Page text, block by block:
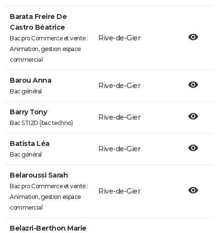
Barata Freire De
Castro Béatrice
Bac pro Commerce et vente :
Animation, gestion espace
commercial
Rive-de-Gier
Barou Anna
Bac général
Rive-de-Gier
Barry Tony
Bac STI2D (bac techno)
Rive-de-Gier
Batista Léa
Bac général
Rive-de-Gier
Belaroussi Sarah
Bac pro Commerce et vente :
Animation, gestion espace
commercial
Rive-de-Gier
Belazri-Berthon Marie